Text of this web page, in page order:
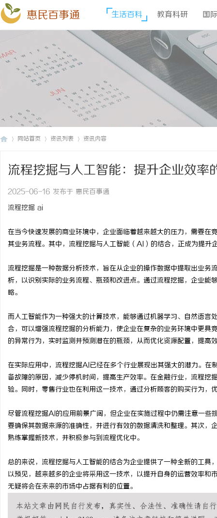
惠民百事通 生活百科 教育科研 国
网站首页 资讯列表 资讯内容
流程挖掘与人工智能：提升企业效率
2025-06-16 发布于 惠民百事通
流程挖掘 ai
在当今快速发展的商业环境中，企业面临着越来越大的压力，需要
其业务流程。其中，流程挖掘与人工智能（AI）的结合，正成为提升
流程挖掘是一种数据分析技术，旨在从企业的操作数据中提取出业
析，以识别实际的业务流程、瓶颈和改进点。通过流程挖掘，企业
略。
而人工智能作为一种强大的计算技术，能够通过机器学习、自然语
合，可以增强流程挖掘的分析能力，使企业在复杂的业务环境中更
的异常行为，实时监测并预测潜在的瓶颈，从而优化资源配置，提高
在实际应用中，流程挖掘AI已经在多个行业展现出其强大的潜力。
备故障的原因，减少停机时间，提高生产效率。在金融行业，流程
验。同时，零售行业也在利用这一技术，通过分析顾客的购买行为，
尽管流程挖掘AI的应用前景广阔，但企业在实施过程中仍需注意一
要确保其数据来源的准确性，并进行有效的数据清洗和整理。其次
熟练掌握新技术，并积极参与到流程优化中。
总的来说，流程挖掘与人工智能的结合为企业提供了一种全新的工
以预见，越来越多的企业将采用这一技术，以提升自身的运营效率
无疑将会在未来的市场中占据有利的位置。
出行座驾